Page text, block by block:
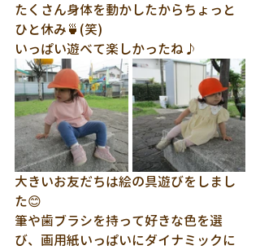
たくさん身体を動かしたからちょっと
ひと休み🍵(笑)
いっぱい遊べて楽しかったね♪
大きいお友だちは絵の具遊びをしまし
た😊
筆や歯ブラシを持って好きな色を選
び、画用紙いっぱいにダイナミックに